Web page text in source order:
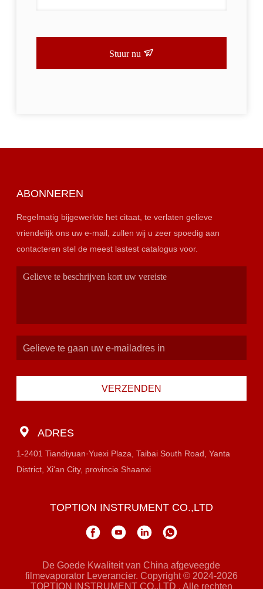
Stuur nu
ABONNEREN
Regelmatig bijgewerkte het citaat, te verlaten gelieve
vriendelijk ons uw e-mail, zullen wij u zeer spoedig aan
contacteren stel de meest lastest catalogus voor.
VERZENDEN
ADRES
1-2401 Tiandiyuan·Yuexi Plaza, Taibai South Road, Yanta
District, Xi'an City, provincie Shaanxi
TOPTION INSTRUMENT CO.,LTD
De Goede Kwaliteit van China afgeveegde
filmevaporator Leverancier. Copyright © 2024-2026
TOPTION INSTRUMENT CO.,LTD . Alle rechten